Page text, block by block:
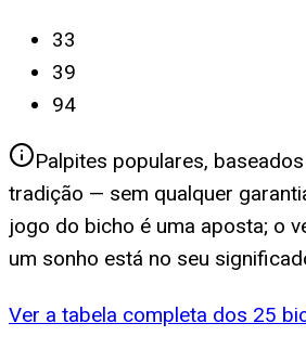
33
39
94
Palpites populares,
tradição — sem qualquer
jogo do bicho é uma aposta; o
um sonho está no seu
Ver a tabela completa dos 25